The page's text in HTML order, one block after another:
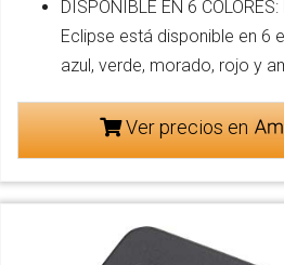
DISPONIBLE EN 6
Eclipse está disponible en 6
azul, verde, morado, rojo y
Ver precios en